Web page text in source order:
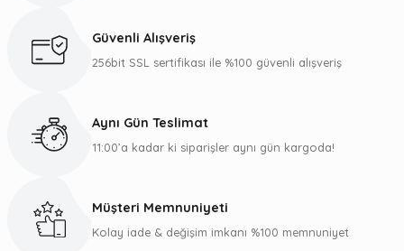
Güvenli Alışveriş
256bit SSL sertifikası ile %100 güvenli alışveriş
Aynı Gün Teslimat
11:00’a kadar ki siparişler aynı gün kargoda!
Müşteri Memnuniyeti
Kolay iade & değişim imkanı %100 memnuniyet